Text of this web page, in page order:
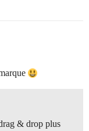
& drop plus